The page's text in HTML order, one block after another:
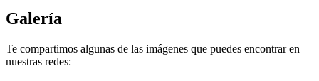
Galería
Te compartimos algunas de las imágenes que puedes encontrar en
nuestras redes: